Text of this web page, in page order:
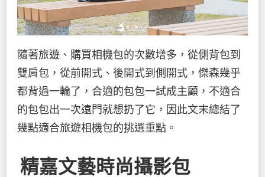
隨著旅遊、購買相機包的次數增多，從側背包到
雙肩包，從前開式、後開式到側開式，傑森幾乎
都背過一輪了，合適的包包一試成主顧，不適合
的包包出一次遠門就想扔了它，因此文末總結了
幾點適合旅遊相機包的挑選重點。
精嘉文藝時尚攝影包